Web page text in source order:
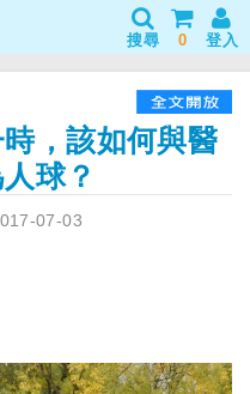
搜尋 0 登入
，該如何與醫
球？
07-03